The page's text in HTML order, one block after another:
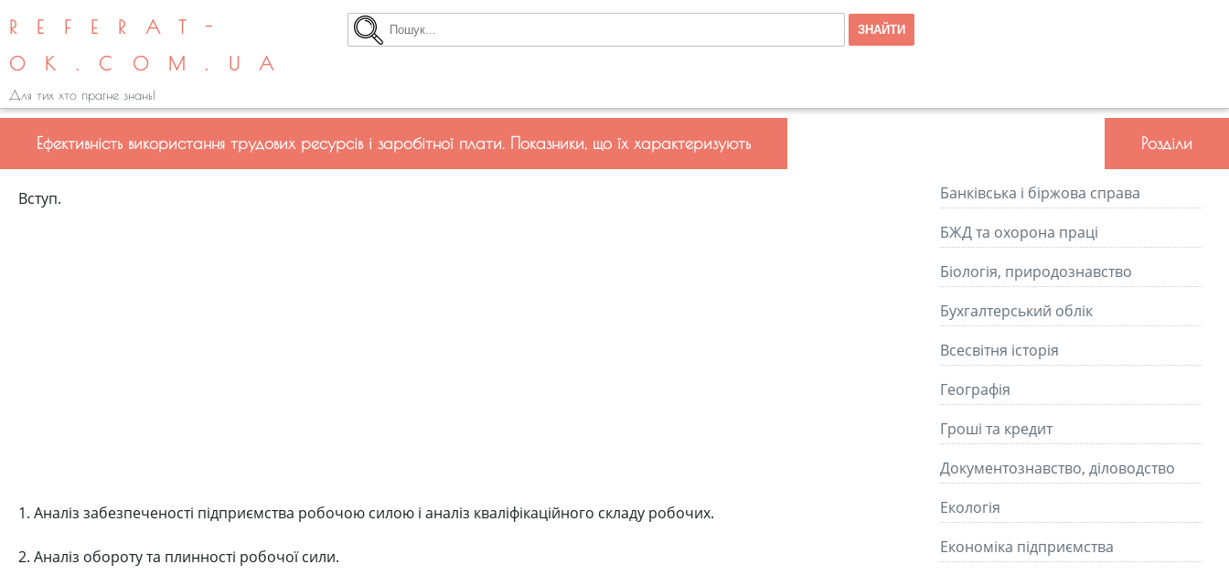
REFERAT-
OK.COM.UA
Для тих хто прагне знань!
Ефективність використання трудових ресурсів і заробітної плати. Показники, що їх характеризують
Вступ.
1. Аналіз забезпеченості підприємства робочою силою і аналіз кваліфікаційного складу робочих.
2. Аналіз обороту та плинності робочої сили.
Розділи
Банківська і біржова справа
БЖД та охорона праці
Біологія, природознавство
Бухгалтерський облік
Всесвітня історія
Географія
Гроші та кредит
Документознавство, діловодство
Екологія
Економіка підприємства